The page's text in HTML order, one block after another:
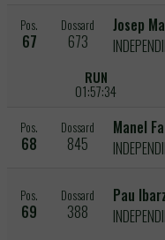
Pos.
67
Dossard
673
Josep
RUN
01:57:34
Pos.
68
Dossard
845
Manel
Pos.
69
Dossard
388
Pau